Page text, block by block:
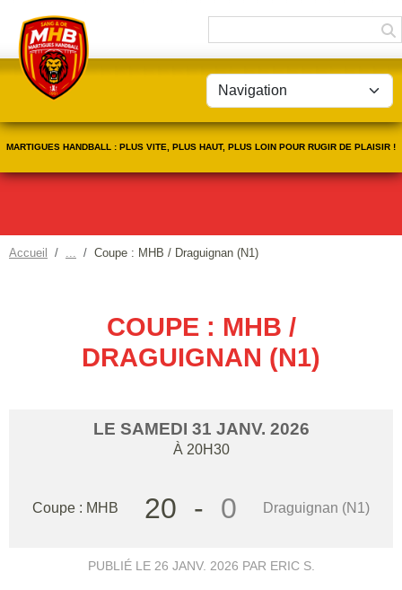
MARTIGUES HANDBALL : PLUS VITE, PLUS HAUT, PLUS LOIN POUR RUGIR DE PLAISIR !
Accueil Coupe : MHB / Draguignan (N1)
COUPE : MHB /
DRAGUIGNAN (N1)
LE SAMEDI 31 JANV. 2026
À 20H30
Coupe : MHB 20 - 0 Draguignan (N1)
PUBLIÉ LE 26 JANV. 2026 PAR ERIC S.